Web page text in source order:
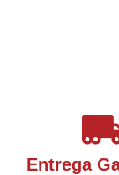
Entrega